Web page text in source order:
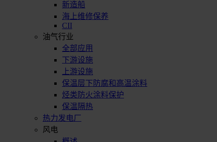
新造船
海上维修保养
CII
油气行业
全部应用
下游设施
上游设施
保温层下防腐和高温涂料
烃类防火涂料保护
保温隔热
热力发电厂
风电